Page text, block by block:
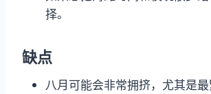
择。
缺点
八月可能会非常拥挤，尤其是